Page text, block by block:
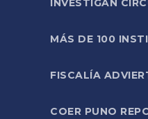
INVESTIGAN
MÁS DE 100
FISCALÍA
COER PUNO